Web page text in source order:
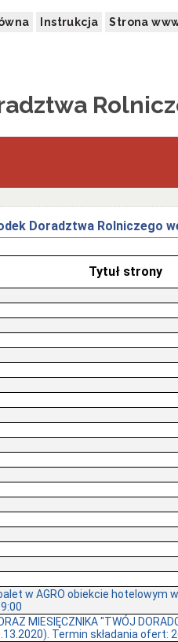
Instrukcja Strona
Doradztwa Rolniczego
Tytuł strony
w AGRO obiekcie hotelowym
MIESIĘCZNIKA "TWÓJ
Termin składania ofert: